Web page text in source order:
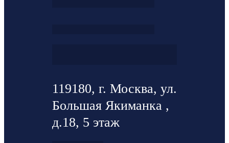
119180, г. Москва, ул.
Большая Якиманка ,
д.18, 5 этаж